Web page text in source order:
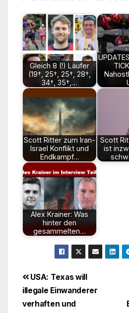
Gleich 8 (!) Läufer
(19†, 25†, 25†, 28†,
34†, 35†,…
Scott Ritter zum Iran-
Israel Konflikt und
Endkampf…
Scott
ist
Alex Krainer: Was
hinter den
gesammelten…
USA: Texas will
illegale Einwanderer
verhaften und